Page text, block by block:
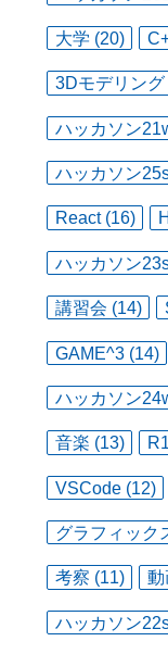
大学 (20)
3Dモデリング
ハッカソン
ハッカソン
React (16)
ハッカソン
講習会 (14)
GAME^3 (14)
ハッカソン
音楽 (13)
VSCode (12)
グラフィック
考察 (11) 動
ハッカソン